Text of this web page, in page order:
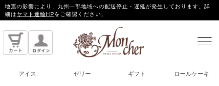
地震の影響により、九州一部地域への配送停止・遅延が発生しております。詳
細はヤマト運輸HPをご確認ください。
アイス ゼリー ギフト ロールケーキ